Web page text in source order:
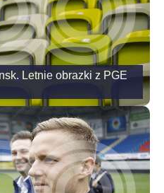
Letnie obrazki z PGE